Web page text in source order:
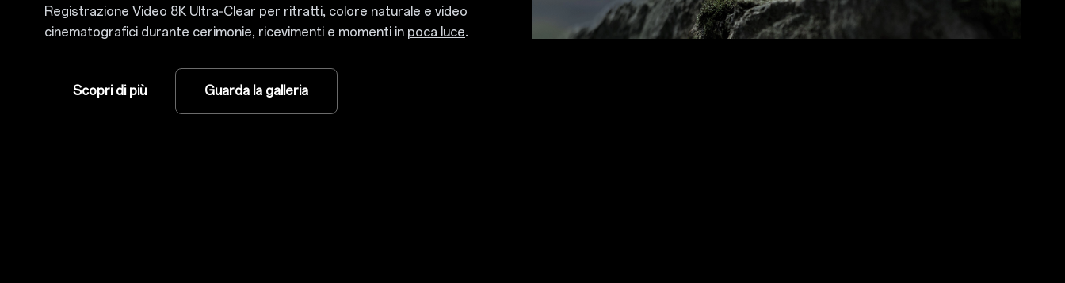
Registrazione Video 8K Ultra‑Clear per ritratti, colore naturale e video
cinematografici durante cerimonie, ricevimenti e momenti in poca luce.
Scopri di più Guarda la galleria